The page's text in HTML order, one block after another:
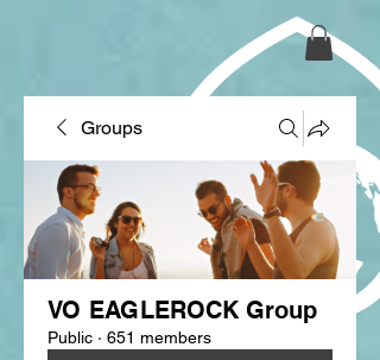
Groups
VO EAGLEROCK Group
Public · 651 members